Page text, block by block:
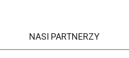
NASI PARTNERZY